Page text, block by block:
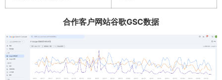
合作客户网站谷歌GSC数据